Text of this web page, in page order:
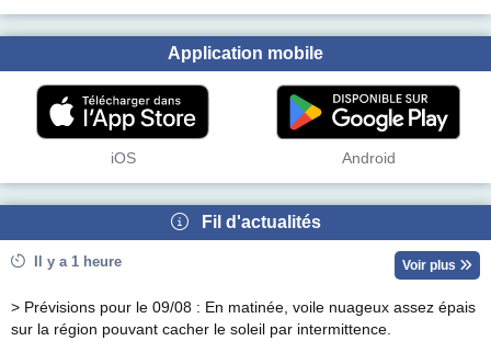
Application mobile
iOS Android
Fil d'actualités
Il y a 1 heure Voir plus
> Prévisions pour le 09/08 : En matinée, voile nuageux assez épais
sur la région pouvant cacher le soleil par intermittence.